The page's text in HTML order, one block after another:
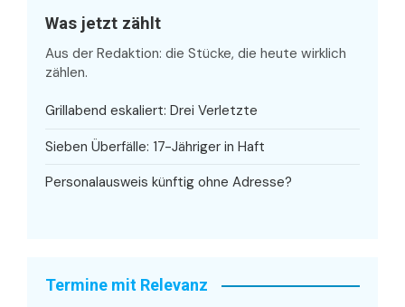
Was jetzt zählt
Aus der Redaktion: die Stücke, die heute wirklich
zählen.
Grillabend eskaliert: Drei Verletzte
Sieben Überfälle: 17-Jähriger in Haft
Personalausweis künftig ohne Adresse?
Termine mit Relevanz